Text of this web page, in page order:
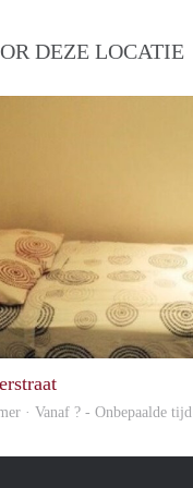
DEZE LOCATIE
· Vanaf ? - Onbepaalde tijd